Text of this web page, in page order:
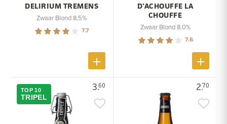
DELIRIUM TREMENS
Zwaar Blond 8,5%
7.7
D'ACHOUFFE LA
CHOUFFE
Zwaar Blond 8.0%
7.6
3.60
TOP 10
TRIPEL
2.70